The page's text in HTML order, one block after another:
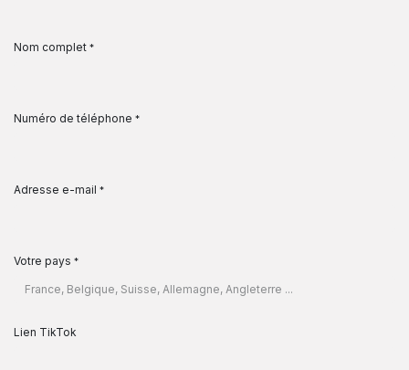
Nom complet *
Numéro de téléphone *
Adresse e-mail *
Votre pays *
Lien TikTok